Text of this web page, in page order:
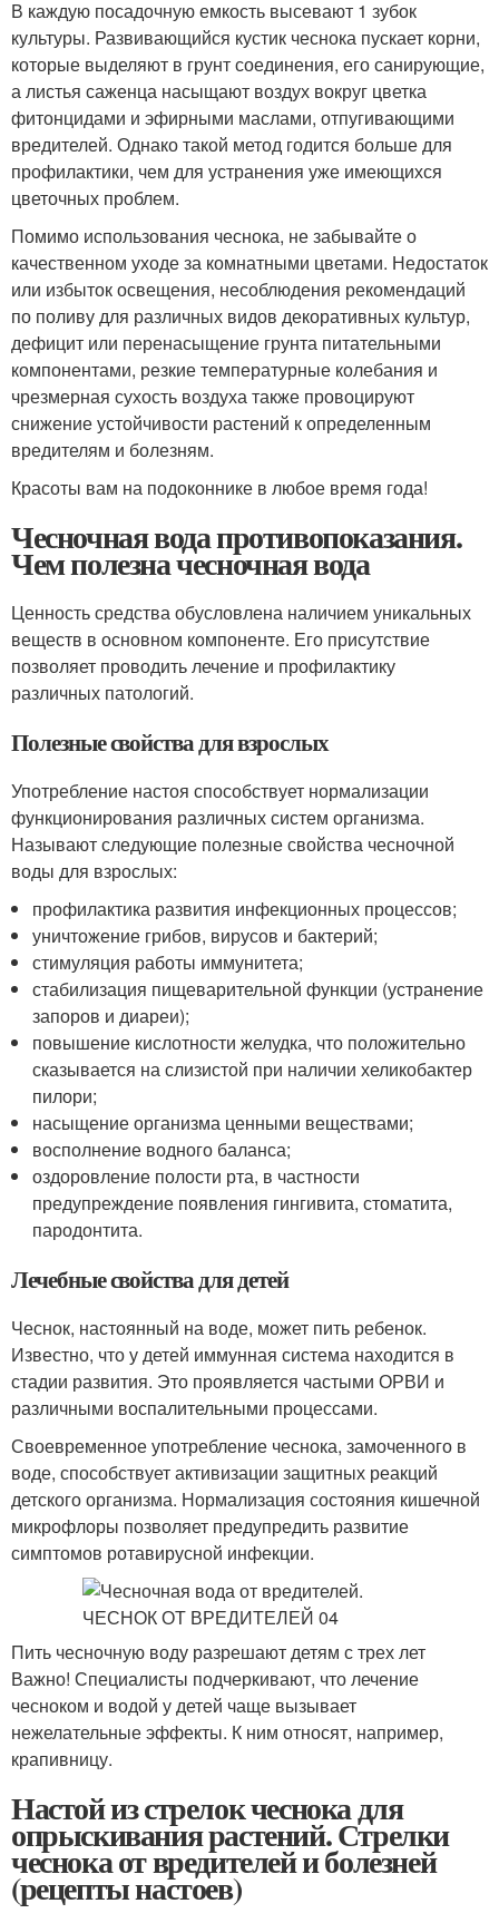
В каждую посадочную емкость высевают 1 зубок
культуры. Развивающийся кустик чеснока пускает корни,
которые выделяют в грунт соединения, его санирующие,
а листья саженца насыщают воздух вокруг цветка
фитонцидами и эфирными маслами, отпугивающими
вредителей. Однако такой метод годится больше для
профилактики, чем для устранения уже имеющихся
цветочных проблем.
Помимо использования чеснока, не забывайте о
качественном уходе за комнатными цветами. Недостаток
или избыток освещения, несоблюдения рекомендаций
по поливу для различных видов декоративных культур,
дефицит или перенасыщение грунта питательными
компонентами, резкие температурные колебания и
чрезмерная сухость воздуха также провоцируют
снижение устойчивости растений к определенным
вредителям и болезням.
Красоты вам на подоконнике в любое время года!
Чесночная вода противопоказания.
Чем полезна чесночная вода
Ценность средства обусловлена наличием уникальных
веществ в основном компоненте. Его присутствие
позволяет проводить лечение и профилактику
различных патологий.
Полезные свойства для взрослых
Употребление настоя способствует нормализации
функционирования различных систем организма.
Называют следующие полезные свойства чесночной
воды для взрослых:
профилактика развития инфекционных процессов;
уничтожение грибов, вирусов и бактерий;
стимуляция работы иммунитета;
стабилизация пищеварительной функции (устранение
запоров и диареи);
повышение кислотности желудка, что положительно
сказывается на слизистой при наличии хеликобактер
пилори;
насыщение организма ценными веществами;
восполнение водного баланса;
оздоровление полости рта, в частности
предупреждение появления гингивита, стоматита,
пародонтита.
Лечебные свойства для детей
Чеснок, настоянный на воде, может пить ребенок.
Известно, что у детей иммунная система находится в
стадии развития. Это проявляется частыми ОРВИ и
различными воспалительными процессами.
Своевременное употребление чеснока, замоченного в
воде, способствует активизации защитных реакций
детского организма. Нормализация состояния кишечной
микрофлоры позволяет предупредить развитие
симптомов ротавирусной инфекции.
Пить чесночную воду разрешают детям с трех лет
Важно! Специалисты подчеркивают, что лечение
чесноком и водой у детей чаще вызывает
нежелательные эффекты. К ним относят, например,
крапивницу.
Настой из стрелок чеснока для
опрыскивания растений. Стрелки
чеснока от вредителей и болезней
(рецепты настоев)